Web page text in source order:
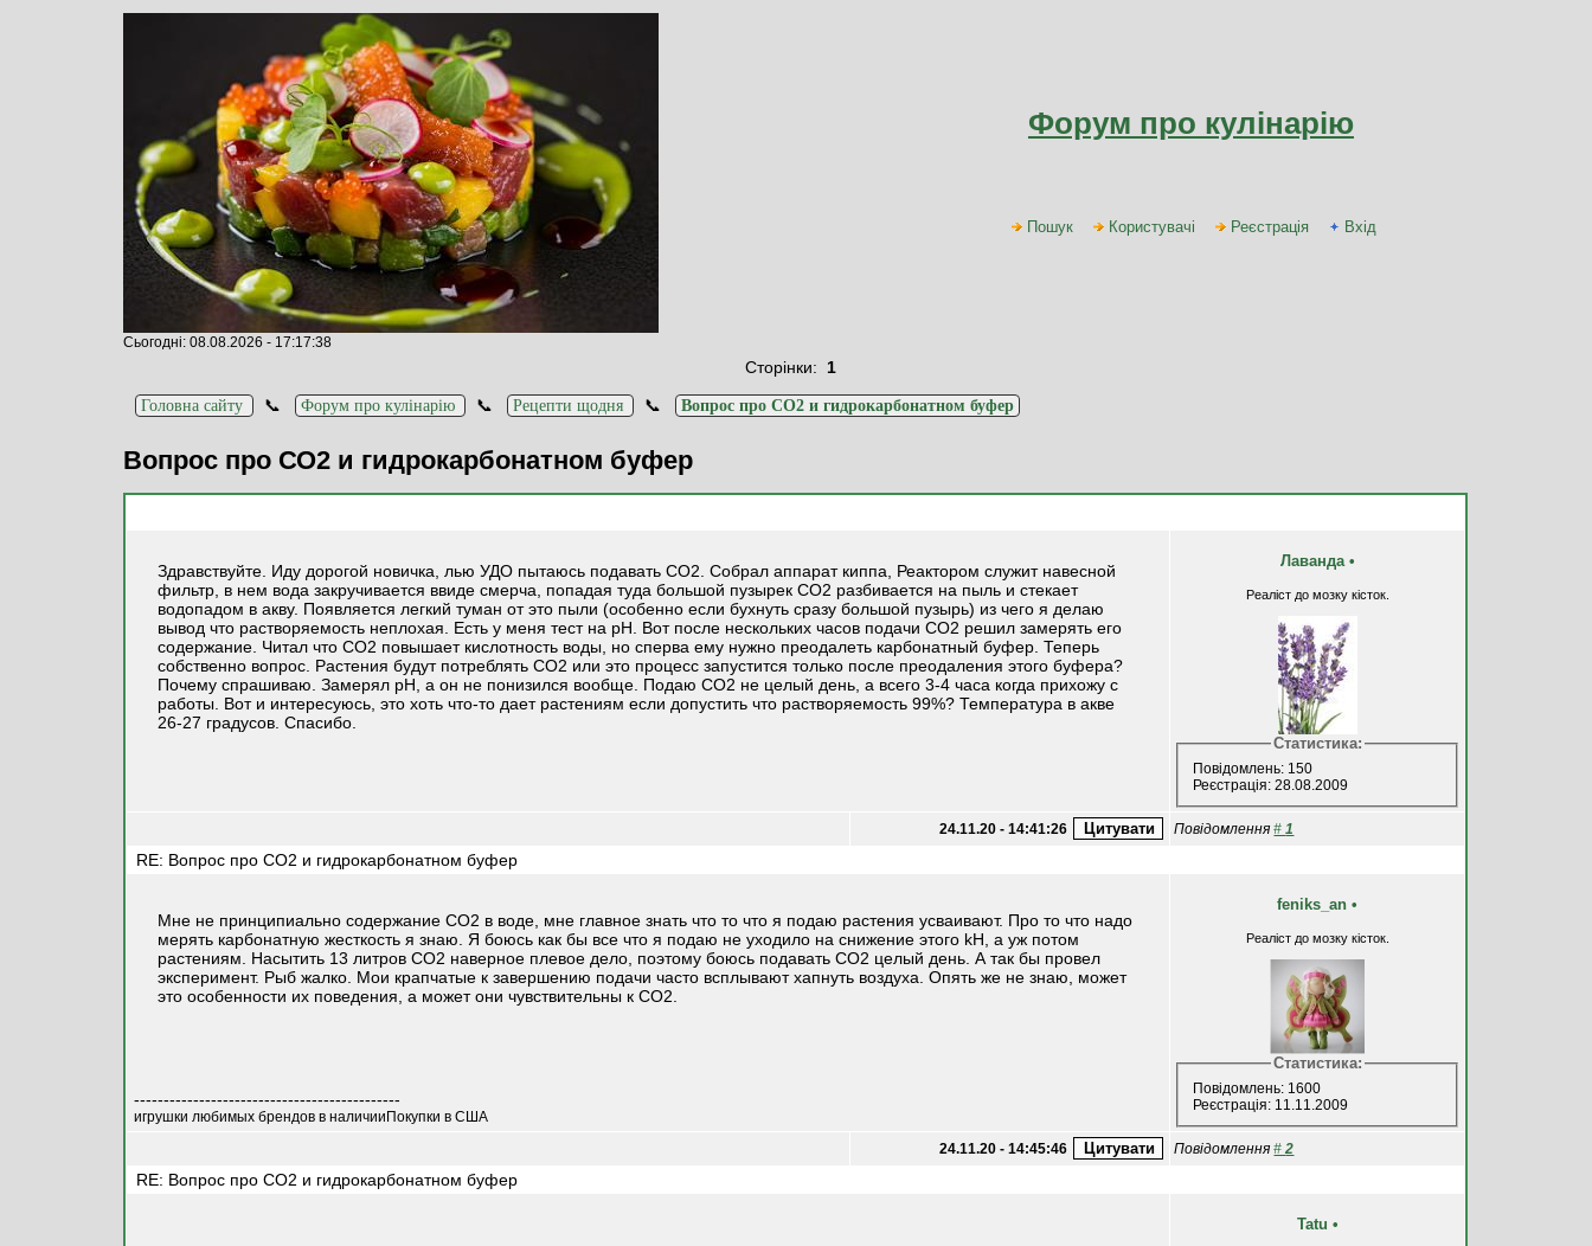
Форум про кулінарію
Пошук Користувачі Реєстрація Вхід
Сьогодні: 08.08.2026 - 17:17:38
Сторінки: 1
Головна сайту 📞 Форум про кулінарію 📞 Рецепти щодня 📞 Вопрос про СО2 и гидрокарбонатном буфер
Вопрос про СО2 и гидрокарбонатном буфер
Здравствуйте. Иду дорогой новичка, лью УДО пытаюсь подавать СО2. Собрал аппарат киппа, Реактором служит навесной
фильтр, в нем вода закручивается ввиде смерча, попадая туда большой пузырек СО2 разбивается на пыль и стекает
водопадом в акву. Появляется легкий туман от это пыли (особенно если бухнуть сразу большой пузырь) из чего я делаю
вывод что растворяемость неплохая. Есть у меня тест на pH. Вот после нескольких часов подачи СО2 решил замерять его
содержание. Читал что СО2 повышает кислотность воды, но сперва ему нужно преодалеть карбонатный буфер. Теперь
собственно вопрос. Растения будут потреблять СО2 или это процесс запустится только после преодаления этого буфера?
Почему спрашиваю. Замерял pH, а он не понизился вообще. Подаю СО2 не целый день, а всего 3-4 часа когда прихожу с
работы. Вот и интересуюсь, это хоть что-то дает растениям если допустить что растворяемость 99%? Температура в акве
26-27 градусов. Спасибо.
Лаванда •
Реаліст до мозку кісток.
Статистика:
Повідомлень: 150
Реєстрація: 28.08.2009
24.11.20 - 14:41:26 Повідомлення#1
RE: Вопрос про СО2 и гидрокарбонатном буфер
Мне не принципиально содержание СО2 в воде, мне главное знать что то что я подаю растения усваивают. Про то что надо
мерять карбонатную жесткость я знаю. Я боюсь как бы все что я подаю не уходило на снижение этого kH, а уж потом
растениям. Насытить 13 литров СО2 наверное плевое дело, поэтому боюсь подавать СО2 целый день. А так бы провел
эксперимент. Рыб жалко. Мои крапчатые к завершению подачи часто всплывают хапнуть воздуха. Опять же не знаю, может
это особенности их поведения, а может они чувствительны к СО2.
---------------------------------------------
игрушки любимых брендов в наличииПокупки в США
feniks_an •
Реаліст до мозку кісток.
Статистика:
Повідомлень: 1600
Реєстрація: 11.11.2009
24.11.20 - 14:45:46 Повідомлення#2
RE: Вопрос про СО2 и гидрокарбонатном буфер
Tatu •